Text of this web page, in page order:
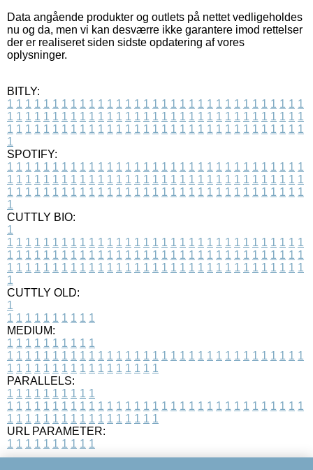
Data angående produkter og outlets på nettet vedligeholdes
nu og da, men vi kan desværre ikke garantere imod rettelser
der er realiseret siden sidste opdatering af vores
oplysninger.
BITLY:
1 1 1 1 1 1 1 1 1 1 1 1 1 1 1 1 1 1 1 1 1 1 1 1 1 1 1 1 1 1 1 1 1
1 1 1 1 1 1 1 1 1 1 1 1 1 1 1 1 1 1 1 1 1 1 1 1 1 1 1 1 1 1 1 1 1
1 1 1 1 1 1 1 1 1 1 1 1 1 1 1 1 1 1 1 1 1 1 1 1 1 1 1 1 1 1 1 1 1
1
SPOTIFY:
1 1 1 1 1 1 1 1 1 1 1 1 1 1 1 1 1 1 1 1 1 1 1 1 1 1 1 1 1 1 1 1 1
1 1 1 1 1 1 1 1 1 1 1 1 1 1 1 1 1 1 1 1 1 1 1 1 1 1 1 1 1 1 1 1 1
1 1 1 1 1 1 1 1 1 1 1 1 1 1 1 1 1 1 1 1 1 1 1 1 1 1 1 1 1 1 1 1 1
1
CUTTLY BIO:
1
1 1 1 1 1 1 1 1 1 1 1 1 1 1 1 1 1 1 1 1 1 1 1 1 1 1 1 1 1 1 1 1 1
1 1 1 1 1 1 1 1 1 1 1 1 1 1 1 1 1 1 1 1 1 1 1 1 1 1 1 1 1 1 1 1 1
1 1 1 1 1 1 1 1 1 1 1 1 1 1 1 1 1 1 1 1 1 1 1 1 1 1 1 1 1 1 1 1 1
1
CUTTLY OLD:
1
1 1 1 1 1 1 1 1 1 1
MEDIUM:
1 1 1 1 1 1 1 1 1 1
1 1 1 1 1 1 1 1 1 1 1 1 1 1 1 1 1 1 1 1 1 1 1 1 1 1 1 1 1 1 1 1 1
1 1 1 1 1 1 1 1 1 1 1 1 1 1 1 1 1
PARALLELS:
1 1 1 1 1 1 1 1 1 1
1 1 1 1 1 1 1 1 1 1 1 1 1 1 1 1 1 1 1 1 1 1 1 1 1 1 1 1 1 1 1 1 1
1 1 1 1 1 1 1 1 1 1 1 1 1 1 1 1 1
URL PARAMETER:
1 1 1 1 1 1 1 1 1 1